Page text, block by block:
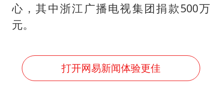
胡彦斌获《歌手2026》歌王
2名小孩玩手机低头幅度近乎折叠
心，其中浙江广播电视集团捐款500万
元。
打开网易新闻体验更佳